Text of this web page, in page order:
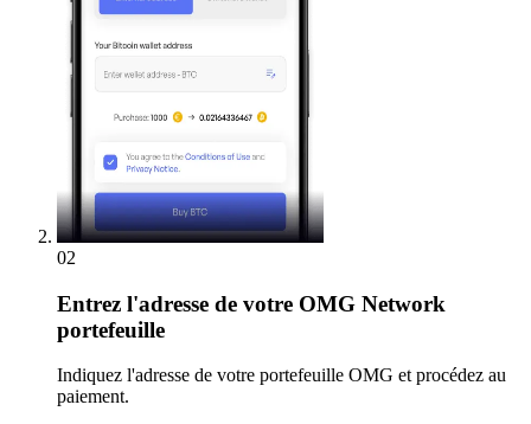
02
Entrez l'adresse de votre OMG Network
portefeuille
Indiquez l'adresse de votre portefeuille OMG et procédez au
paiement.